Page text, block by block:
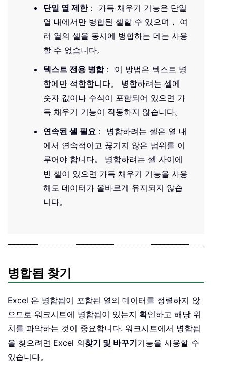
단일 열 제한： 가득 채우기 기능은 단일
열 내에서만 병합된 셀할 수 있으며， 여
러 열의 셀을 동시에 병합하는 데는 사용
할 수 없습니다。
텍스트 전용 병합： 이 방법은 텍스트 병
합에만 적합합니다。 병합하려는 셀에
숫자 값이나 수식이 포함되어 있으면 가
득 채우기 기능이 작동하지 않습니다。
연속된 셀 필요 ： 병합하려는 셀은 열 내
에서 연속적이고 끊기지 않은 범위를 이
루어야 합니다。 병합하려는 셀 사이에
빈 셀이 있으면 가득 채우기 기능을 사용
해도 데이터가 올바르게 유지되지 않습
니다。
병합됨 찾기
Excel 은 병합됨이 포함된 열의 데이터를 정렬하지 않
으므로 워크시트에 병합됨이 있는지 확인하고 해당 위
치를 파악하는 것이 중요합니다. 워크시트에서 병합됨
을 찾으려면 Excel 의찾기 및 바꾸기기능을 사용할 수
있습니다。